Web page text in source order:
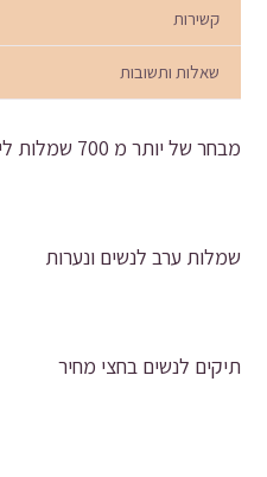
קשירות
שאלות ותשובות
מבחר של יותר מ 700 שמלות לילדות
שמלות ערב לנשים ונערות
תיקים לנשים בחצי מחיר